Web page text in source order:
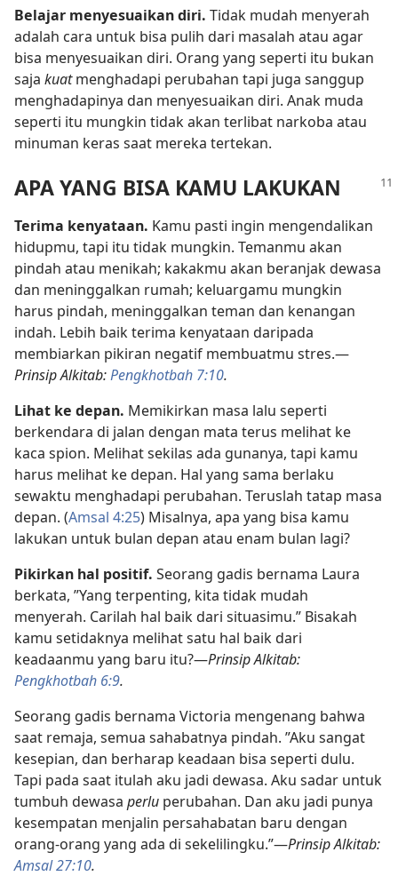
Belajar menyesuaikan diri. Tidak mudah menyerah
adalah cara untuk bisa pulih dari masalah atau agar
bisa menyesuaikan diri. Orang yang seperti itu bukan
saja kuatmenghadapi perubahan tapi juga sanggup
menghadapinya dan menyesuaikan diri. Anak muda
seperti itu mungkin tidak akan terlibat narkoba atau
minuman keras saat mereka tertekan.
APA YANG BISA KAMU LAKUKAN
Terima kenyataan. Kamu pasti ingin mengendalikan
hidupmu, tapi itu tidak mungkin. Temanmu akan
pindah atau menikah; kakakmu akan beranjak dewasa
dan meninggalkan rumah; keluargamu mungkin
harus pindah, meninggalkan teman dan kenangan
indah. Lebih baik terima kenyataan daripada
membiarkan pikiran negatif membuatmu stres.—
Prinsip Alkitab:Pengkhotbah 7:10.
Lihat ke depan. Memikirkan masa lalu seperti
berkendara di jalan dengan mata terus melihat ke
kaca spion. Melihat sekilas ada gunanya, tapi kamu
harus melihat ke depan. Hal yang sama berlaku
sewaktu menghadapi perubahan. Teruslah tatap masa
depan. (Amsal 4:25) Misalnya, apa yang bisa kamu
lakukan untuk bulan depan atau enam bulan lagi?
Pikirkan hal positif. Seorang gadis bernama Laura
berkata, ”Yang terpenting, kita tidak mudah
menyerah. Carilah hal baik dari situasimu.” Bisakah
kamu setidaknya melihat satu hal baik dari
keadaanmu yang baru itu?—Prinsip Alkitab:
Pengkhotbah 6:9.
Seorang gadis bernama Victoria mengenang bahwa
saat remaja, semua sahabatnya pindah. ”Aku sangat
kesepian, dan berharap keadaan bisa seperti dulu.
Tapi pada saat itulah aku jadi dewasa. Aku sadar untuk
tumbuh dewasa perlu perubahan. Dan aku jadi punya
kesempatan menjalin persahabatan baru dengan
orang-orang yang ada di sekelilingku.”—Prinsip Alkitab:
Amsal 27:10.